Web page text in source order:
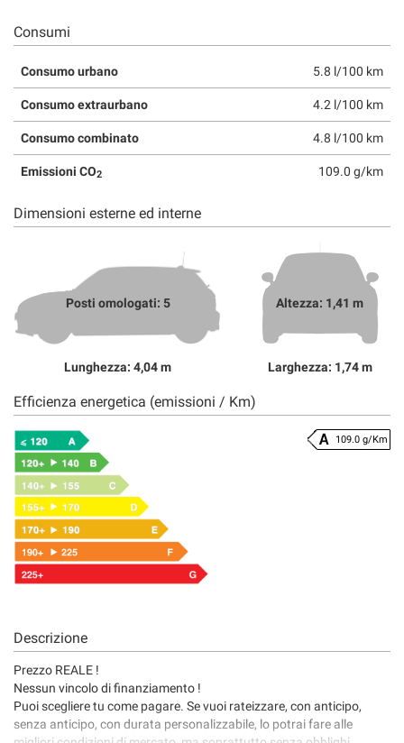
Consumi
Consumo urbano 5.8 l/100 km
Consumo extraurbano 4.2 l/100 km
Consumo combinato 4.8 l/100 km
Emissioni CO2 109.0 g/km
Dimensioni esterne ed interne
Posti omologati: 5
Lunghezza: 4,04 m
Altezza: 1,41 m
Larghezza: 1,74 m
Efficienza energetica (emissioni / Km)
109.0 g/Km
Descrizione
Prezzo REALE !
Nessun vincolo di finanziamento !
Puoi scegliere tu come pagare. Se vuoi rateizzare, con anticipo,
senza anticipo, con durata personalizzabile, lo potrai fare alle